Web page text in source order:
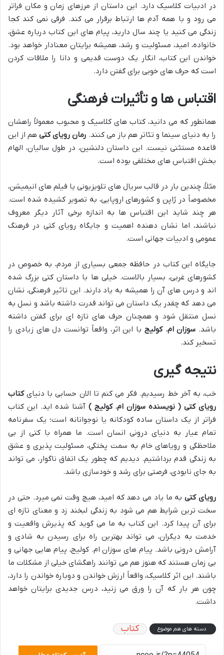
در ادبیات کلاسیک دارد. این داستان از مرزهای زمان و مکان فراتر
می رود و با همه آدم ها ارتباط برقرار می کند. فرقی نمی کند کجا
زندگی می کنید یا چند سال دارید، پیام های این کتاب درباره عشق،
خانواده، امید، مسئولیت و رشد، همیشه برایتان معنادار خواهد بود.
خواندن این کتاب، انگار یک دوست قدیمی و دانا را ملاقات کردن
است که حرف های خوبی برای گفتن دارد.
اقتباس ها و تأثیرات فرهنگی
همانطور که می دانید، کتاب های کلاسیک و محبوب معمولاً راهشان
را به دنیای سینما و تئاتر هم باز می کنند. رمان رویای کتی هم از این
قاعده مستثنی نیست. این داستان دلنشین، در طول سالیان، الهام
بخش اقتباس های مختلفی بوده است.
مثلاً، چندین بار در قالب سریال های تلویزیونی یا فیلم های انیمیشن،
مخصوصاً در ژاپن و کشورهای اروپایی، به تصویر کشیده شده است.
هر چند شاید این اقتباس ها به اندازه برخی آثار دیگر معروف
نباشند، اما نشان دهنده اهمیت و جایگاه رویای کتی در فرهنگ
عمومی و ادبیات جهانی است.
جایگاه این کتاب در حافظه جمعی بسیاری از مردم، به خصوص در
کشورهای غربی، بسیار بالاست. خیلی ها با داستان کتی بزرگ شده
اند و درس های آن را همیشه به یاد دارند. این تاثیر فرهنگی، نشان
می دهد که چقدر یک داستان می تواند قدرت داشته باشد و نسل به
نسل منتقل شود و همچنان حرف های تازه ای برای گفتن داشته
باشد. سوزان ام. کولیج با این اثر، واقعاً توانست دل های زیادی را
تسخیر کند.
نتیجه گیری
خب، به آخر خط رسیدیم. فکر می کنم تا الان حسابی با دنیایکتاب
رویای کتی ( نویسنده سوزان ام. کولیج ) آشنا شده اید. این کتاب
فراتر از یک داستان ساده کودکانه یا نوجوانانه است؛ یک سفرنامه
تمام عیار به دنیای درونی انسان است. ما همراه با کتی از بی
ملاحظگی و رویاهای خام به سمت پختگی، مسئولیت پذیری و عشق
به زندگی قدم برداشتیم. دیدیم که چطور یک اتفاق ناگوار، می تواند
به جای نابودی، فرصتی برای رشد و خودسازی باشد.
رویای کتیبه ما یاد می دهد که امید، هیچ وقت نمی میرد. حتی در
سخت ترین شرایط هم می شود به زندگی لبخند زد و معنای تازه ای
برای آن پیدا کرد. این کتاب به ما می گوید که پذیرش واقعیت و
خدمت به دیگران، می تواند بهترین راه برای رسیدن به شادی و
آرامش درونی باشد. پیام های سوزان ام. کولیج، پیام هایی جهانی و
بی زمان هستند که هنوز هم می توانند راهگشای خیلی از مشکلات ما
باشند. این اثر کلاسیک، واقعاً ارزش خواندن و دوباره خواندن را دارد،
چون هر بار که آن را ورق می زنید، درس جدیدی برایتان خواهد
داشت.
دسته های هم موضوع کتاب